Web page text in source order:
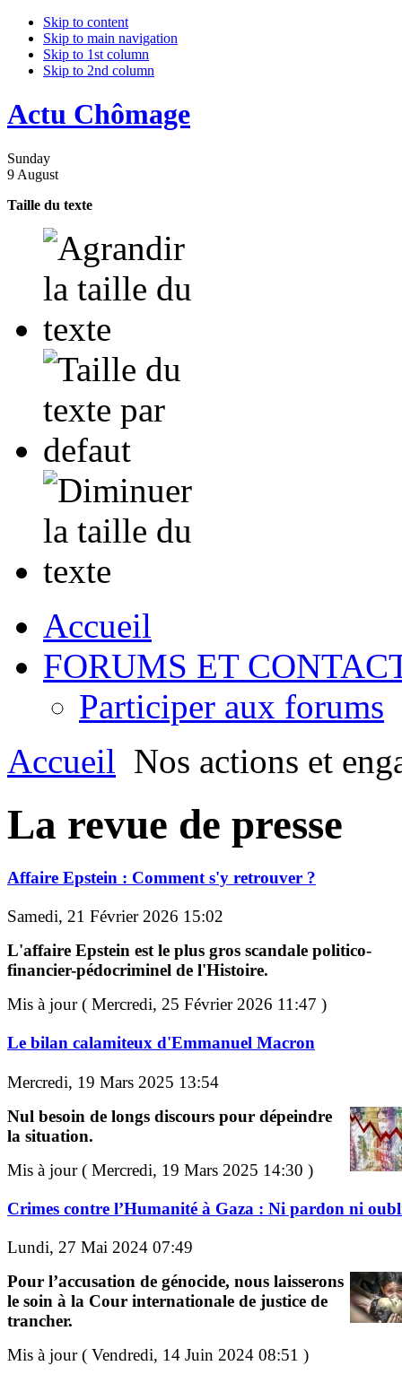
Skip to content
Skip to main navigation
Skip to 1st column
Skip to 2nd column
Actu Chômage
Sunday
9 August
Taille du texte
Accueil
FORUMS ET
Participer aux forums
Accueil Nos actions et
La revue de presse
Affaire Epstein : Comment s'y retrouver ?
Samedi, 21 Février 2026 15:02
L'affaire Epstein est le plus gros scandale politico-
financier-pédocriminel de l'Histoire.
Mis à jour ( Mercredi, 25 Février 2026 11:47 )
Le bilan calamiteux d'Emmanuel Macron
Mercredi, 19 Mars 2025 13:54
Nul besoin de longs discours pour dépeindre
la situation.
Mis à jour ( Mercredi, 19 Mars 2025 14:30 )
Crimes contre l’Humanité à Gaza : Ni pardon ni
Lundi, 27 Mai 2024 07:49
Pour l’accusation de génocide, nous laisserons
le soin à la Cour internationale de justice de
trancher.
Mis à jour ( Vendredi, 14 Juin 2024 08:51 )